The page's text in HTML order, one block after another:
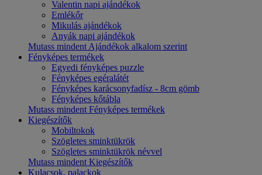
Valentin napi ajándékok
Emlékőr
Mikulás ajándékok
Anyák napi ajándékok
Mutass mindent Ajándékok alkalom szerint
Fényképes termékek
Egyedi fényképes puzzle
Fényképes egéralátét
Fényképes karácsonyfadísz - 8cm gömb
Fényképes kőtábla
Mutass mindent Fényképes termékek
Kiegészítők
Mobiltokok
Szögletes sminktükrök
Szögletes sminktükrök névvel
Mutass mindent Kiegészítők
Kulacsok, palackok